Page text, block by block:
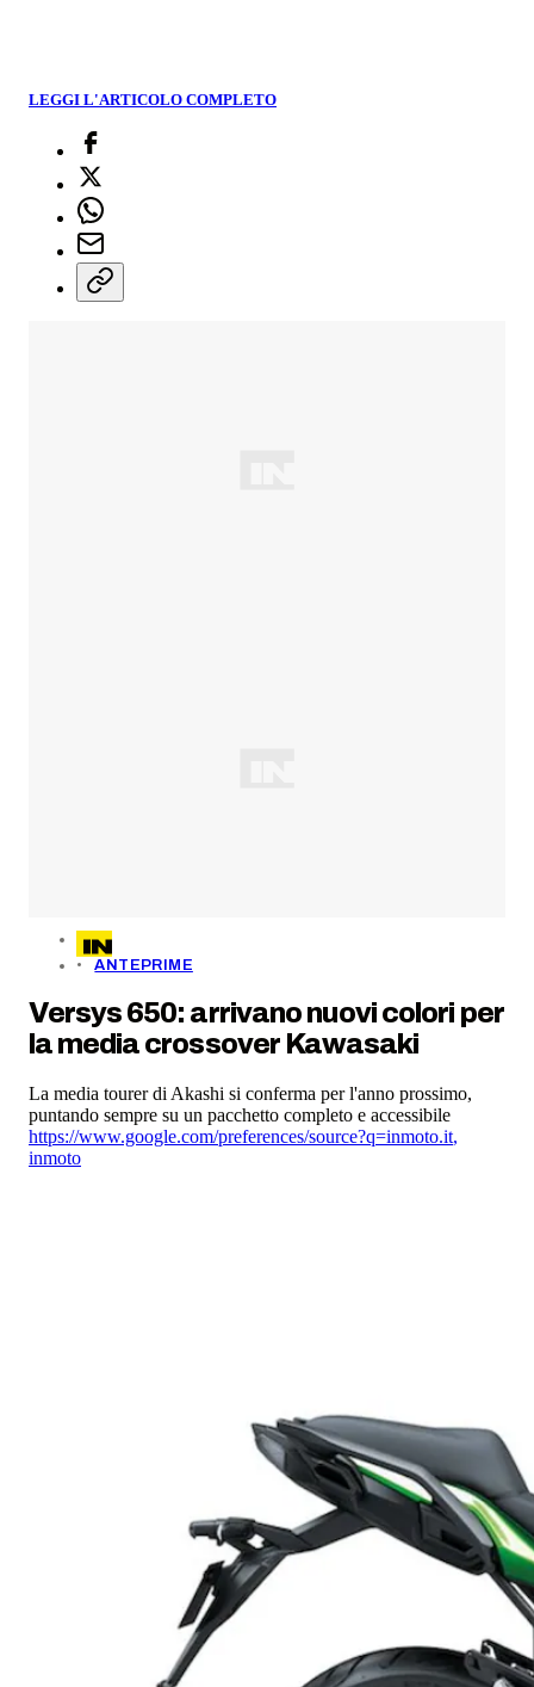
LEGGI L'ARTICOLO COMPLETO
ANTEPRIME
Versys 650: arrivano nuovi colori per
la media crossover Kawasaki
La media tourer di Akashi si conferma per l'anno prossimo,
puntando sempre su un pacchetto completo e accessibile
https://www.google.com/preferences/source?q=inmoto.it,
inmoto